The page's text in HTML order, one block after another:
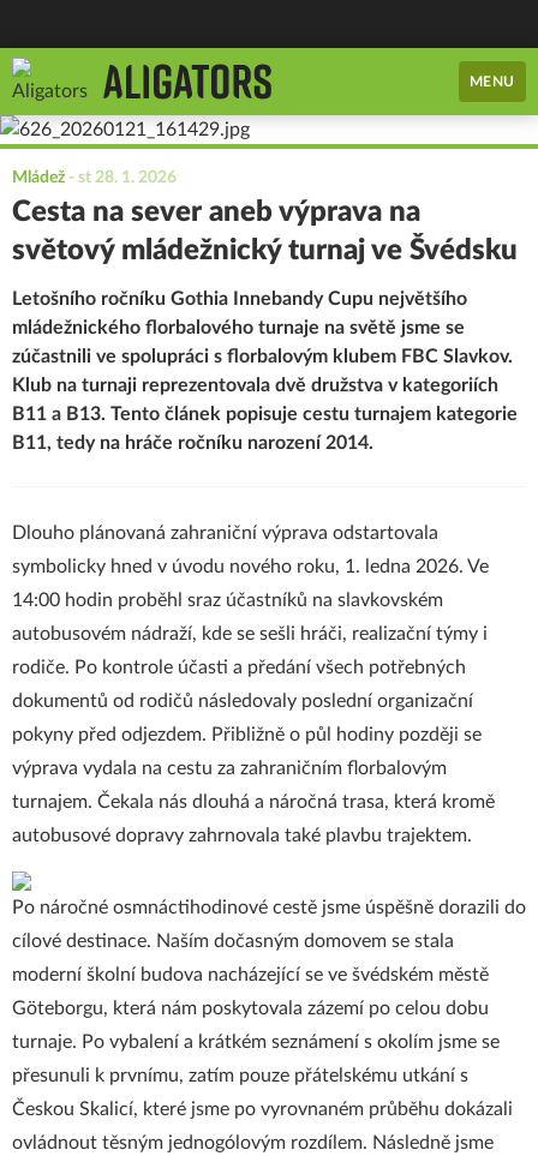
MENU
Mládež - st 28. 1. 2026
Cesta na sever aneb výprava na
světový mládežnický turnaj ve Švédsku
Letošního ročníku Gothia Innebandy Cupu největšího
mládežnického florbalového turnaje na světě jsme se
zúčastnili ve spolupráci s florbalovým klubem FBC Slavkov.
Klub na turnaji reprezentovala dvě družstva v kategoriích
B11 a B13. Tento článek popisuje cestu turnajem kategorie
B11, tedy na hráče ročníku narození 2014.
Dlouho plánovaná zahraniční výprava odstartovala
symbolicky hned v úvodu nového roku, 1. ledna 2026. Ve
14:00 hodin proběhl sraz účastníků na slavkovském
autobusovém nádraží, kde se sešli hráči, realizační týmy i
rodiče. Po kontrole účasti a předání všech potřebných
dokumentů od rodičů následovaly poslední organizační
pokyny před odjezdem. Přibližně o půl hodiny později se
výprava vydala na cestu za zahraničním florbalovým
turnajem. Čekala nás dlouhá a náročná trasa, která kromě
autobusové dopravy zahrnovala také plavbu trajektem.
Po náročné osmnáctihodinové cestě jsme úspěšně dorazili do
cílové destinace. Naším dočasným domovem se stala
moderní školní budova nacházející se ve švédském městě
Göteborgu, která nám poskytovala zázemí po celou dobu
turnaje. Po vybalení a krátkém seznámení s okolím jsme se
přesunuli k prvnímu, zatím pouze přátelskému utkání s
Českou Skalicí, které jsme po vyrovnaném průběhu dokázali
ovládnout těsným jednogólovým rozdílem. Následně jsme